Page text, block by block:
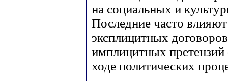
на социальных и
Последние часто
эксплицитных
имплицитных претензий
ходе политических